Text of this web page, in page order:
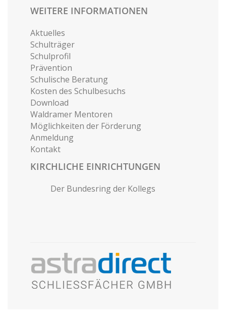
WEITERE INFORMATIONEN
Aktuelles
Schulträger
Schulprofil
Prävention
Schulische Beratung
Kosten des Schulbesuchs
Download
Waldramer Mentoren
Möglichkeiten der Förderung
Anmeldung
Kontakt
KIRCHLICHE EINRICHTUNGEN
Der Bundesring der Kollegs